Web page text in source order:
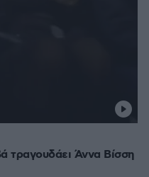
τραγουδάει Άννα Βίσση